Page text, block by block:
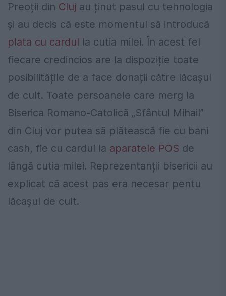
Preoții din Cluj au ținut pasul cu tehnologia
și au decis că este momentul să introducă
plata cu cardul la cutia milei. În acest fel
fiecare credincios are la dispoziție toate
posibilitățile de a face donații către lăcașul
de cult. Toate persoanele care merg la
Biserica Romano-Catolică „Sfântul Mihail”
din Cluj vor putea să plătească fie cu bani
cash, fie cu cardul la aparatele POS de
lângă cutia milei. Reprezentanții bisericii au
explicat că acest pas era necesar pentu
lăcașul de cult.